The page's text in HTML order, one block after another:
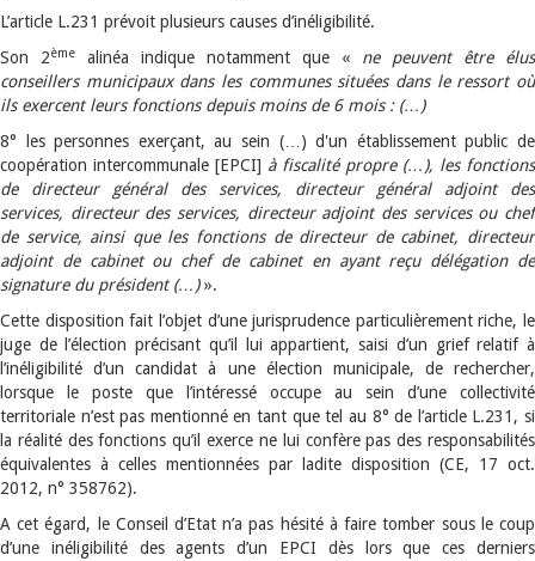
L’article L.231 prévoit plusieurs causes d’inéligibilité.
Son 2ème alinéa indique notamment que « ne peuvent être élus
conseillers municipaux dans les communes situées dans le ressort où
ils exercent leurs fonctions depuis moins de 6 mois : (…)
8° les personnes exerçant, au sein (…) d'un établissement public de
coopération intercommunale [EPCI] à fiscalité propre (…), les fonctions
de directeur général des services, directeur général adjoint des
services, directeur des services, directeur adjoint des services ou chef
de service, ainsi que les fonctions de directeur de cabinet, directeur
adjoint de cabinet ou chef de cabinet en ayant reçu délégation de
signature du président (…)».
Cette disposition fait l’objet d’une jurisprudence particulièrement riche, le
juge de l’élection précisant qu’il lui appartient, saisi d’un grief relatif à
l’inéligibilité d’un candidat à une élection municipale, de rechercher,
lorsque le poste que l’intéressé occupe au sein d’une collectivité
territoriale n’est pas mentionné en tant que tel au 8° de l’article L.231, si
la réalité des fonctions qu’il exerce ne lui confère pas des responsabilités
équivalentes à celles mentionnées par ladite disposition (CE, 17 oct.
2012, n° 358762).
A cet égard, le Conseil d’Etat n’a pas hésité à faire tomber sous le coup
d’une inéligibilité des agents d’un EPCI dès lors que ces derniers